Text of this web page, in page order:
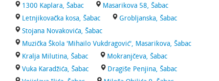
1300 Kaplara, Šabac
Masarikova 58, Šabac
Letnjikovačka kosa, Šabac
Grobljanska, Šabac
Stojana Novakovića, Šabac
Muzička Škola 'Mihailo Vukdragović', Masarikova, Šabac
Kralja Milutina, Šabac
Mokranjčeva, Šabac
Vuka Karadžića, Šabac
Dragiše Penjina, Šabac